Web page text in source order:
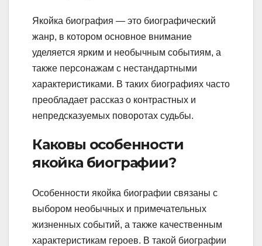
Якойка биография — это биографический
жанр, в котором основное внимание
уделяется ярким и необычным событиям, а
также персонажам с нестандартными
характеристиками. В таких биографиях часто
преобладает рассказ о контрастных и
непредсказуемых поворотах судьбы.
Каковы особенности
якойка биографии?
Особенности якойка биографии связаны с
выбором необычных и примечательных
жизненных событий, а также качественным
характеристикам героев. В такой биографии